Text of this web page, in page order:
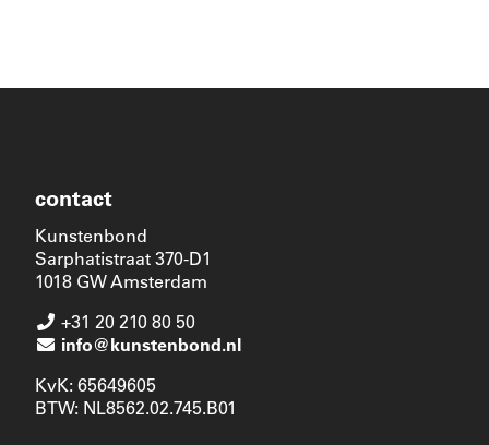
contact
Kunstenbond
Sarphatistraat 370-D1
1018 GW Amsterdam
+31 20 210 80 50
info@kunstenbond.nl
KvK: 65649605
BTW: NL8562.02.745.B01